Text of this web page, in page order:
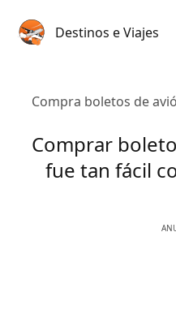
Destinos e Viajes
Compra boletos de
Comprar
fue tan fácil